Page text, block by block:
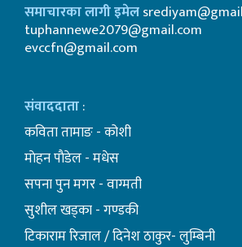
समाचारका लागी इमेल
tuphannewe2079@gmail.com
evccfn@gmail.com
संवाददाता:
कविता तामाङ - कोशी
माेहन पाैडेल - मधेस
सपना पुन मगर - वाग्मती
सुशील खड्का - गण्डकी
टिकाराम रिजाल / दिनेश ठाकुर- लुम्बिनी